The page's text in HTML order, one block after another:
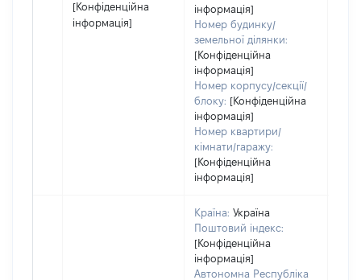
[Конфіденційна
інформація]
інформація]
Номер будинку/
земельної ділянки:
[Конфіденційна
інформація]
Номер корпусу/секції/
блоку: [Конфіденційна
інформація]
Номер квартири/
кімнати/гаражу:
[Конфіденційна
інформація]
Країна: Україна
Поштовий індекс:
[Конфіденційна
інформація]
Автономна Республіка